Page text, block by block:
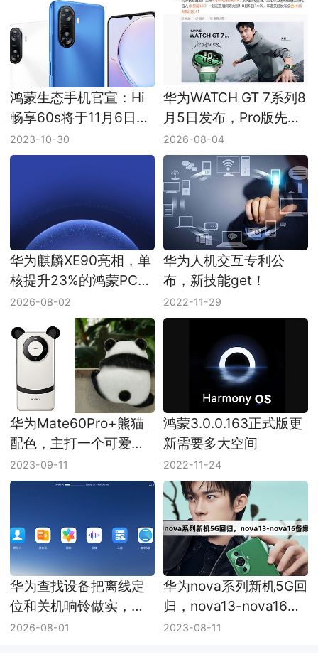
鸿蒙生态手机官宣：Hi
畅享60s将于11月6日正
式发布
2023-10-30
华为WATCH GT 7系列8
月5日发布，Pro版先把
钛壳和玄玑感知系统拉
满
2026-08-04
华为麒麟XE90亮相，单
核提升23%的鸿蒙PC芯
片先冲能效和AI
2026-08-02
华为人机交互专利公
布，新技能get！
2022-11-29
华为Mate60Pro+熊猫
配色，主打一个可爱画
风
2023-09-11
鸿蒙3.0.0.163正式版更
新需要多大空间
2022-11-24
华为查找设备把离线定
位和关机响铃做实，手
机耳机丢了更好找
2026-08-01
华为nova系列新机5G回
归，nova13-nova16备
案型号均为5G
2023-08-11